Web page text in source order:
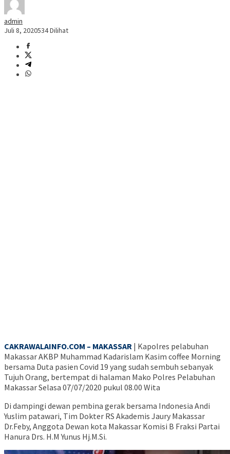
admin
Juli 8, 2020534 Dilihat
CAKRAWALAINFO.COM – MAKASSAR | Kapolres pelabuhan
Makassar AKBP Muhammad Kadarislam Kasim coffee Morning
bersama Duta pasien Covid 19 yang sudah sembuh sebanyak
Tujuh Orang, bertempat di halaman Mako Polres Pelabuhan
Makassar Selasa 07/07/2020 pukul 08.00 Wita
Di dampingi dewan pembina gerak bersama Indonesia Andi
Yuslim patawari, Tim Dokter RS Akademis Jaury Makassar
Dr.Feby, Anggota Dewan kota Makassar Komisi B Fraksi Partai
Hanura Drs. H.M Yunus Hj.M.Si.